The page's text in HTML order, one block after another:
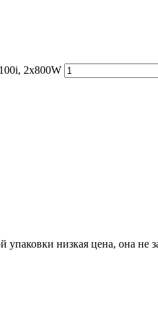
2x800W
низкая цена, она не